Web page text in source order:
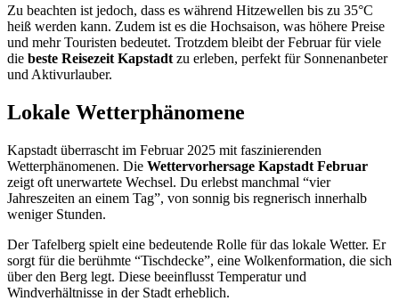
Zu beachten ist jedoch, dass es während Hitzewellen bis zu 35°C
heiß werden kann. Zudem ist es die Hochsaison, was höhere Preise
und mehr Touristen bedeutet. Trotzdem bleibt der Februar für viele
die beste Reisezeit Kapstadt zu erleben, perfekt für Sonnenanbeter
und Aktivurlauber.
Lokale Wetterphänomene
Kapstadt überrascht im Februar 2025 mit faszinierenden
Wetterphänomenen. Die Wettervorhersage Kapstadt Februar
zeigt oft unerwartete Wechsel. Du erlebst manchmal “vier
Jahreszeiten an einem Tag”, von sonnig bis regnerisch innerhalb
weniger Stunden.
Der Tafelberg spielt eine bedeutende Rolle für das lokale Wetter. Er
sorgt für die berühmte “Tischdecke”, eine Wolkenformation, die sich
über den Berg legt. Diese beeinflusst Temperatur und
Windverhältnisse in der Stadt erheblich.